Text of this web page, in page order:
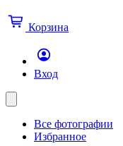
Корзина
Вход
Все фотографии
Избранное